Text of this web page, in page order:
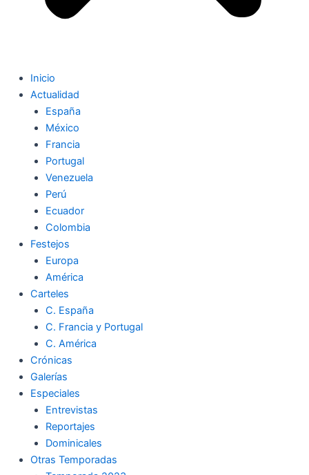
Inicio
Actualidad
España
México
Francia
Portugal
Venezuela
Perú
Ecuador
Colombia
Festejos
Europa
América
Carteles
C. España
C. Francia y Portugal
C. América
Crónicas
Galerías
Especiales
Entrevistas
Reportajes
Dominicales
Otras Temporadas